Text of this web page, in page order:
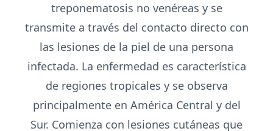
treponematosis no venéreas y se
transmite a través del contacto directo con
las lesiones de la piel de una persona
infectada. La enfermedad es característica
de regiones tropicales y se observa
principalmente en América Central y del
Sur. Comienza con lesiones cutáneas que